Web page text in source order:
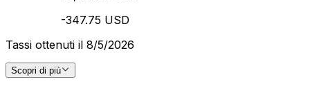
-347.75 USD
Tassi ottenuti il 8/5/2026
Scopri di più